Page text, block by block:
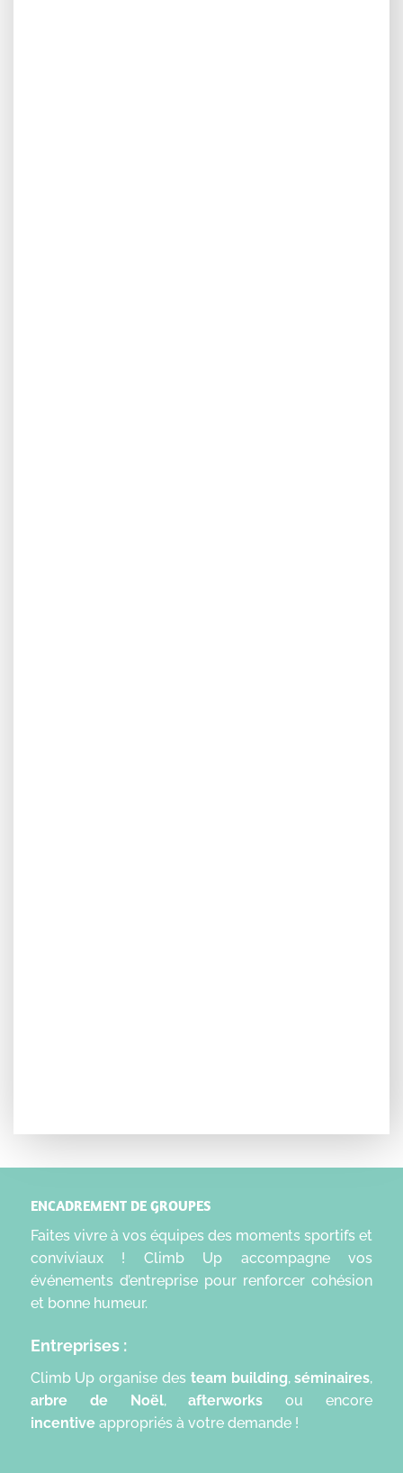
ENCADREMENT DE GROUPES
Faites vivre à vos équipes des moments sportifs et
conviviaux ! Climb Up accompagne vos
événements d’entreprise pour renforcer cohésion
et bonne humeur.
Entreprises :
Climb Up organise des team building,séminaires,
arbre de Noël,afterworks ou encore
incentive appropriés à votre demande !